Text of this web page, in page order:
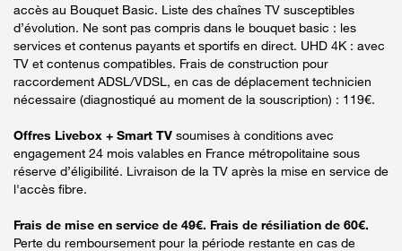
accès au Bouquet Basic. Liste des chaînes TV susceptibles
d’évolution. Ne sont pas compris dans le bouquet basic : les
services et contenus payants et sportifs en direct. UHD 4K : avec
TV et contenus compatibles. Frais de construction pour
raccordement ADSL/VDSL, en cas de déplacement technicien
nécessaire (diagnostiqué au moment de la souscription) : 119€.
Offres Livebox + Smart TV soumises à conditions avec
engagement 24 mois valables en France métropolitaine sous
réserve d’éligibilité. Livraison de la TV après la mise en service de
l'accès fibre.
Frais de mise en service de 49€. Frais de résiliation de 60€.
Perte du remboursement pour la période restante en cas de